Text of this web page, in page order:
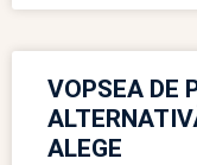
VOPSEA DE
ALEGE